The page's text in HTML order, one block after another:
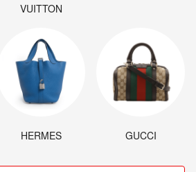
VUITTON
HERMES GUCCI